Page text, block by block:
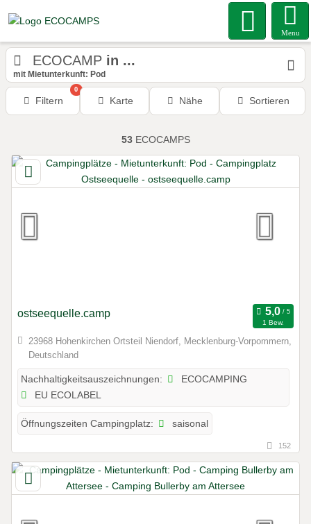
Menu
ECOCAMP in ...
mit Mietunterkunft: Pod
Filtern
0
Karte Nähe Sortieren
53ECOCAMPS
ostseequelle.camp
1 Bew.
23968 Hohenkirchen Ortsteil Niendorf, Mecklenburg-Vorpommern,
Deutschland
Nachhaltigkeitsauszeichnungen:
ECOCAMPING
EU ECOLABEL
Öffnungszeiten Campingplatz: saisonal
152